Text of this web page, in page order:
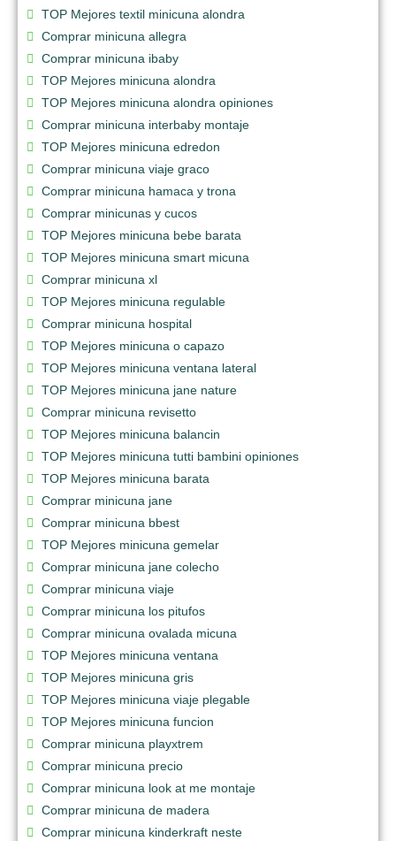
TOP Mejores textil minicuna alondra
Comprar minicuna allegra
Comprar minicuna ibaby
TOP Mejores minicuna alondra
TOP Mejores minicuna alondra opiniones
Comprar minicuna interbaby montaje
TOP Mejores minicuna edredon
Comprar minicuna viaje graco
Comprar minicuna hamaca y trona
Comprar minicunas y cucos
TOP Mejores minicuna bebe barata
TOP Mejores minicuna smart micuna
Comprar minicuna xl
TOP Mejores minicuna regulable
Comprar minicuna hospital
TOP Mejores minicuna o capazo
TOP Mejores minicuna ventana lateral
TOP Mejores minicuna jane nature
Comprar minicuna revisetto
TOP Mejores minicuna balancin
TOP Mejores minicuna tutti bambini opiniones
TOP Mejores minicuna barata
Comprar minicuna jane
Comprar minicuna bbest
TOP Mejores minicuna gemelar
Comprar minicuna jane colecho
Comprar minicuna viaje
Comprar minicuna los pitufos
Comprar minicuna ovalada micuna
TOP Mejores minicuna ventana
TOP Mejores minicuna gris
TOP Mejores minicuna viaje plegable
TOP Mejores minicuna funcion
Comprar minicuna playxtrem
Comprar minicuna precio
Comprar minicuna look at me montaje
Comprar minicuna de madera
Comprar minicuna kinderkraft neste